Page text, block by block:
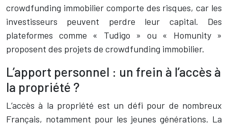
crowdfunding immobilier comporte des risques, car les
investisseurs peuvent perdre leur capital. Des
plateformes comme « Tudigo » ou « Homunity »
proposent des projets de crowdfunding immobilier.
L’apport personnel : un frein à l’accès à
la propriété ?
L’accès à la propriété est un défi pour de nombreux
Français, notamment pour les jeunes générations. La